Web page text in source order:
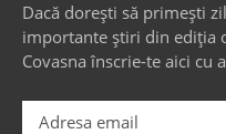
Dacă dorești să primești
importante știri din ediția
Covasna înscrie-te aici cu